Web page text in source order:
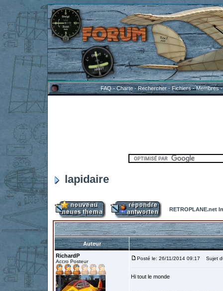
FAQ-Charte-Rechercher-Fichiers-Membres
lapidaire
RETROPLANE.net
Auteur
RichardP
Accro Posteur
Posté le: 26/11/2014 09:17 Sujet
Hi tout le monde